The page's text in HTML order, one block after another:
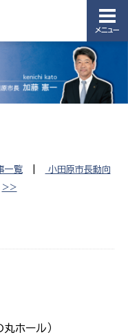
メニュー
一覧|
小田原市長動向
>>
ホール）